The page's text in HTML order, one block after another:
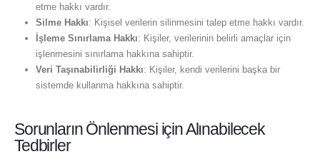
etme hakkı vardır.
Silme Hakkı: Kişisel verilerin silinmesini talep etme hakkı vardır.
İşleme Sınırlama Hakkı: Kişiler, verilerinin belirli amaçlar için
işlenmesini sınırlama hakkına sahiptir.
Veri Taşınabilirliği Hakkı: Kişiler, kendi verilerini başka bir
sistemde kullanma hakkına sahiptir.
Sorunların Önlenmesi için Alınabilecek
Tedbirler